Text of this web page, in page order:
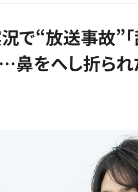
で“放送事故”
鼻をへし折ら